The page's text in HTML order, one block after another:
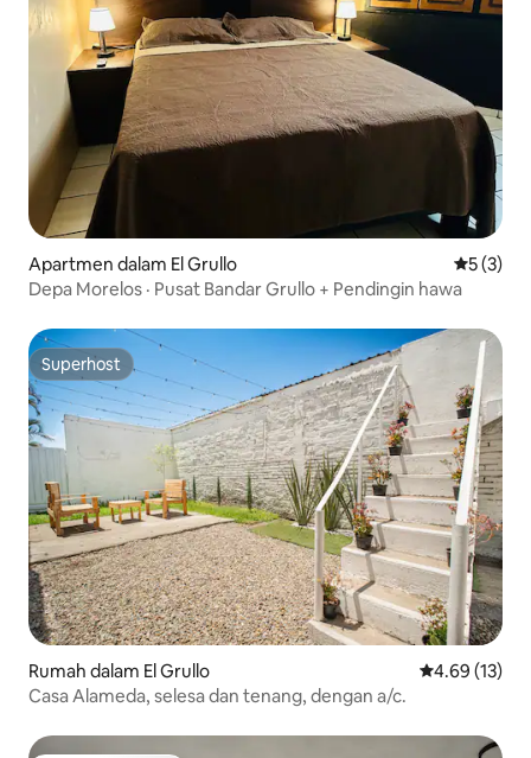
Apartmen dalam El Grullo
5 (3)
Depa Morelos · Pusat Bandar Grullo + Pendingin hawa
Superhost
Superhost
Rumah dalam El Grullo Penarafan
4.69 (13)
Casa Alameda, selesa dan tenang, dengan a/c.